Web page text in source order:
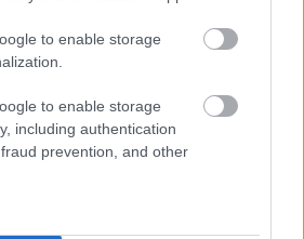
to enable storage
to enable storage
including authentication
prevention, and other